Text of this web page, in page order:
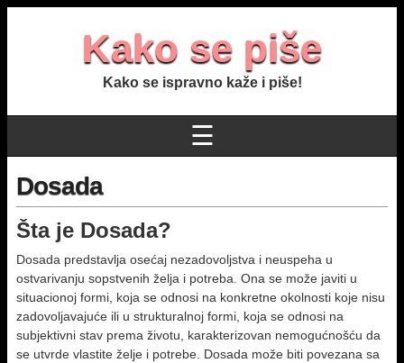
Kako se piše
Kako se ispravno kaže i piše!
☰
Dosada
Šta je Dosada?
Dosada predstavlja osećaj nezadovoljstva i neuspeha u
ostvarivanju sopstvenih želja i potreba. Ona se može javiti u
situacionoj formi, koja se odnosi na konkretne okolnosti koje nisu
zadovoljavajuće ili u strukturalnoj formi, koja se odnosi na
subjektivni stav prema životu, karakterizovan nemogućnošću da
se utvrde vlastite želje i potrebe. Dosada može biti povezana sa